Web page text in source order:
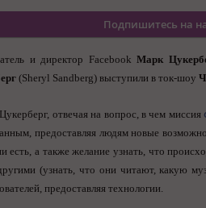
Подпишитесь на
и директор Facebook Марк
(Sheryl Sandberg) выступили в ток-шоу
отвечая на вопрос, в чем миссия
предоставляя людям новые
есть, а также желание узнать, что
(узнать, что они читают, какую
предоставляя технологии.